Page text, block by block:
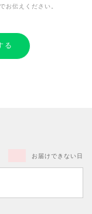
お伝えください。
る
お届けできない日